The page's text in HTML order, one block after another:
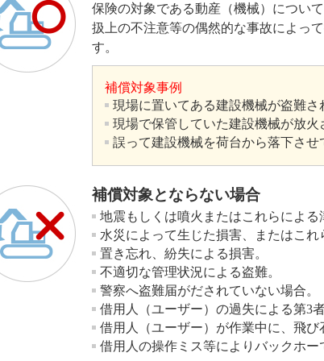
保険の対象である動産（機械）につい
扱上の不注意等の偶然的な事故によっ
す。
補償対象事例
現場に置いてある建設機械が盗難
現場で保管していた建設機械が放火
誤って建設機械を荷台から落下させ
補償対象とならない場合
地震もしくは噴火またはこれらによる
水災によって生じた損害、またはこれ
置き忘れ、紛失による損害。
不適切な管理状況による盗難。
警察へ盗難届がだされていない場合。
借用人（ユーザー）の過失による第3
借用人（ユーザー）が作業中に、飛び
借用人の操作ミス等によりバックホー